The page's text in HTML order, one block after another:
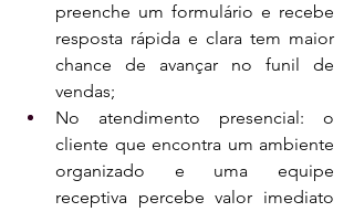
preenche um formulário e recebe
resposta rápida e clara tem maior
chance de avançar no funil de
vendas;
No atendimento presencial: o
cliente que encontra um ambiente
organizado e uma equipe
receptiva percebe valor imediato